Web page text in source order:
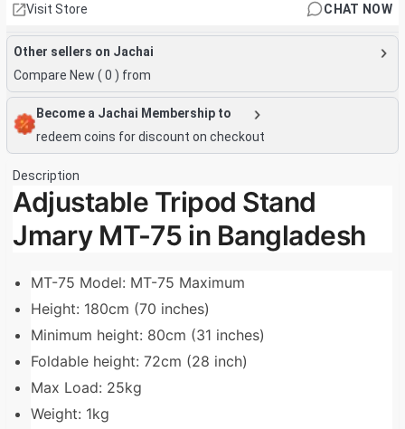
Visit Store CHAT NOW
Other sellers on Jachai
Compare New ( 0 ) from
Become a Jachai Membership to
redeem coins for discount on checkout
Description
Adjustable Tripod Stand
Jmary MT-75 in Bangladesh
MT-75 Model: MT-75 Maximum
Height: 180cm (70 inches)
Minimum height: 80cm (31 inches)
Foldable height: 72cm (28 inch)
Max Load: 25kg
Weight: 1kg